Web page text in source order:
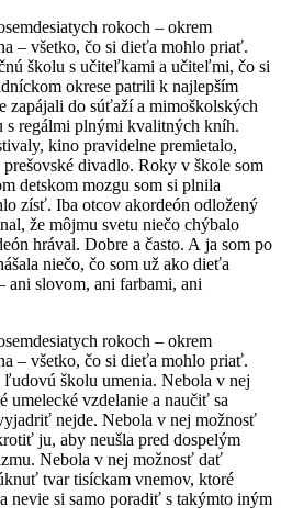
rokoch – okrem
– všetko, čo si dieťa mohlo priať.
školu s učiteľkami a učiteľmi, čo si
okrese patrili k najlepším
zapájali do súťaží a mimoškolských
regálmi plnými kvalitných kníh.
kino pravidelne premietalo,
divadlo. Roky v škole som
detskom mozgu som si plnila
zísť. Iba otcov akordeón odložený
že môjmu svetu niečo chýbalo
hrával. Dobre a často. A ja som po
niečo, čo som už ako dieťa
slovom, ani farbami, ani
rokoch – okrem
– všetko, čo si dieťa mohlo priať.
ľudovú školu umenia. Nebola v nej
umelecké vzdelanie a naučiť sa
nejde. Nebola v nej možnosť
ju, aby neušla pred dospelým
Nebola v nej možnosť dať
tvar tisíckam vnemov, ktoré
nevie si samo poradiť s takýmto iným